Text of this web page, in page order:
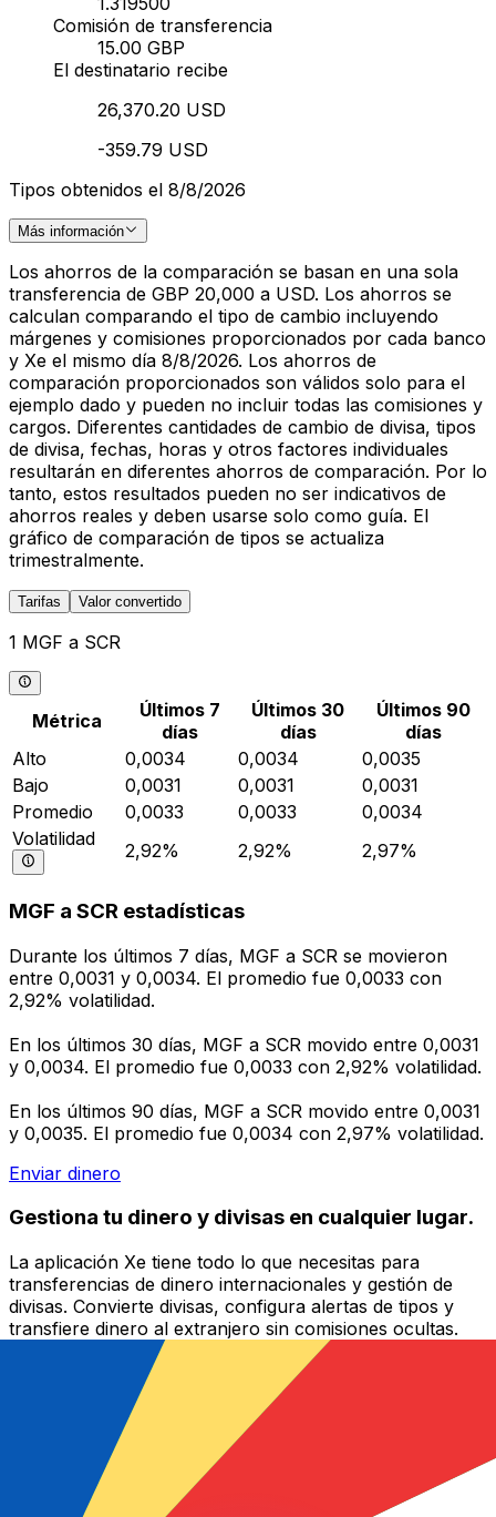
Comisión de transferencia
15.00 GBP
El destinatario recibe
26,370.20 USD
-359.79 USD
Tipos obtenidos el 8/8/2026
Más información
Los ahorros de la comparación se basan en una sola
transferencia de GBP 20,000 a USD. Los ahorros se
calculan comparando el tipo de cambio incluyendo
márgenes y comisiones proporcionados por cada banco
y Xe el mismo día 8/8/2026. Los ahorros de
comparación proporcionados son válidos solo para el
ejemplo dado y pueden no incluir todas las comisiones y
cargos. Diferentes cantidades de cambio de divisa, tipos
de divisa, fechas, horas y otros factores individuales
resultarán en diferentes ahorros de comparación. Por lo
tanto, estos resultados pueden no ser indicativos de
ahorros reales y deben usarse solo como guía. El
gráfico de comparación de tipos se actualiza
trimestralmente.
Tarifas Valor convertido
1 MGF a SCR
Métrica
Últimos 7
días
Últimos 30
días
Últimos 90
días
Alto
0,0034 0,0034
0,0035
Bajo
0,0031 0,0031
0,0031
Promedio
0,0033 0,0033
0,0034
Volatilidad
2,92% 2,92% 2,97%
MGF a SCR estadísticas
Durante los últimos 7 días, MGF a SCR se movieron
entre 0,0031 y 0,0034. El promedio fue 0,0033 con
2,92% volatilidad.
En los últimos 30 días, MGF a SCR movido entre 0,0031
y 0,0034. El promedio fue 0,0033 con 2,92% volatilidad.
En los últimos 90 días, MGF a SCR movido entre 0,0031
y 0,0035. El promedio fue 0,0034 con 2,97% volatilidad.
Enviar dinero
Gestiona tu dinero y divisas en cualquier lugar.
La aplicación Xe tiene todo lo que necesitas para
transferencias de dinero internacionales y gestión de
divisas. Convierte divisas, configura alertas de tipos y
transfiere dinero al extranjero sin comisiones ocultas.